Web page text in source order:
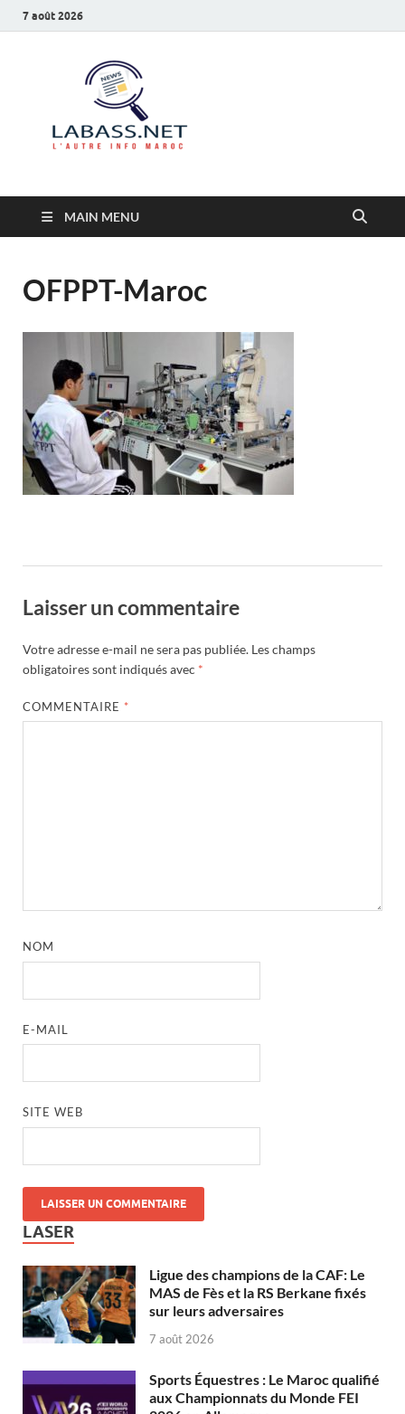
7 août 2026
MAIN MENU
OFPPT-Maroc
Laisser un commentaire
Votre adresse e-mail ne sera pas publiée. Les champs
obligatoires sont indiqués avec *
COMMENTAIRE *
NOM
E-MAIL
SITE WEB
LASER
Ligue des champions de la CAF: Le
MAS de Fès et la RS Berkane fixés
sur leurs adversaires
7 août 2026
Sports Équestres : Le Maroc qualifié
aux Championnats du Monde FEI